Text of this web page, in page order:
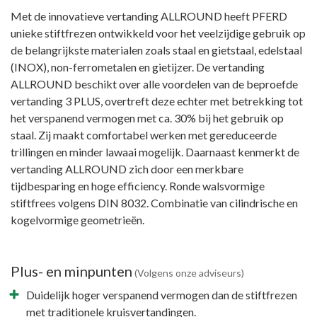
Met de innovatieve vertanding ALLROUND heeft PFERD
unieke stiftfrezen ontwikkeld voor het veelzijdige gebruik op
de belangrijkste materialen zoals staal en gietstaal, edelstaal
(INOX), non-ferrometalen en gietijzer. De vertanding
ALLROUND beschikt over alle voordelen van de beproefde
vertanding 3 PLUS, overtreft deze echter met betrekking tot
het verspanend vermogen met ca. 30% bij het gebruik op
staal. Zij maakt comfortabel werken met gereduceerde
trillingen en minder lawaai mogelijk. Daarnaast kenmerkt de
vertanding ALLROUND zich door een merkbare
tijdbesparing en hoge efficiency. Ronde walsvormige
stiftfrees volgens DIN 8032. Combinatie van cilindrische en
kogelvormige geometrieën.
Plus- en minpunten (Volgens onze adviseurs)
Duidelijk hoger verspanend vermogen dan de stiftfrezen
met traditionele kruisvertandingen.